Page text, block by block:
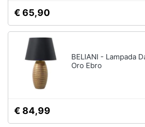
esterno
Piscine
Piscine
€ 65,90
BELIANI - Lampada
Oro Ebro
€ 84,99